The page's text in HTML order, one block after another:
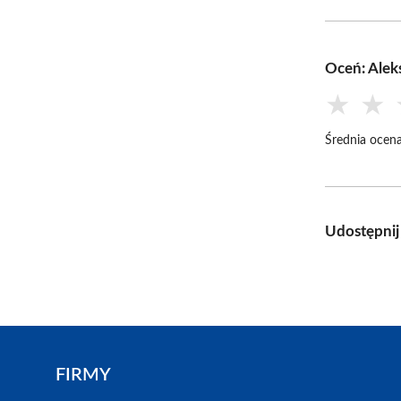
Oceń:
★ ★
Średnia
Udostępnij
FIRMY